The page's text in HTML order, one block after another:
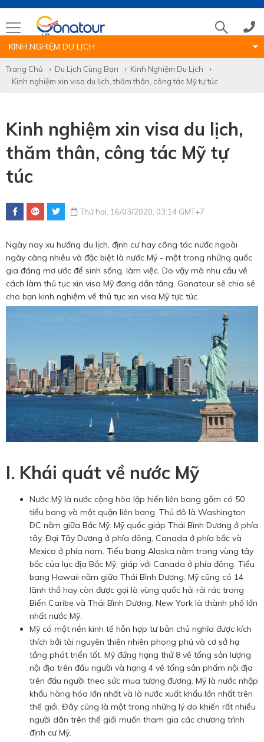
Hotline tour nước ngoài
0786 711 611
Hotine CSKH
0916 404 578
0784 849 849
KINH NGHIỆM DU LỊCH
Trang Chủ Du Lịch Cùng Bạn
Kinh Nghiệm Du Lịch
Kinh nghiệm xin visa du lịch, thăm thân, công tác Mỹ tự túc
Kinh nghiệm xin visa du lịch,
thăm thân, công tác Mỹ tự
túc
Thứ hai, 16/03/2020, 03:14 GMT+7
Ngày nay xu hướng du lịch, định cư hay công tác nước ngoài
ngày càng nhiều và đặc biệt là nước Mỹ - một trong những quốc
gia đáng mơ ước để sinh sống, làm việc. Do vậy mà nhu cầu về
cách làm thủ tục xin visa Mỹ đang dần tăng. Gonatour sẽ chia sẻ
cho bạn kinh nghiệm về thủ tục xin visa Mỹ tực túc.
I. Khái quát về nước Mỹ
Nước Mỹ là nước cộng hòa lập hiến liên bang gồm có 50
tiểu bang và một quận liên bang. Thủ đô là Washington
DC nằm giữa Bắc Mỹ. Mỹ quốc giáp Thái Bình Dương ở phía
tây, Đại Tây Dương ở phía đông, Canada ở phía bắc và
Mexico ở phía nam. Tiểu bang Alaska nằm trong vùng tây
bắc của lục địa Bắc Mỹ, giáp với Canada ở phía đông. Tiểu
bang Hawaii nằm giữa Thái Bình Dương. Mỹ cũng có 14
lãnh thổ hay còn được gọi là vùng quốc hải rải rác trong
Biển Caribe và Thái Bình Dương. New York là thành phố lớn
nhất nước Mỹ.
Mỹ có một nền kinh tế hỗn hợp tư bản chủ nghĩa được kích
thích bởi tài nguyên thiên nhiên phong phú và cơ sở hạ
tầng phát triển tốt. Mỹ đứng hạng thứ 8 về tổng sản lượng
nội địa trên đầu người và hạng 4 về tổng sản phẩm nội địa
trên đầu người theo sức mua tương đương. Mỹ là nước nhập
khẩu hàng hóa lớn nhất và là nước xuất khẩu lớn nhất trên
thế giới. Đây cũng là một trong những lý do khiến rất nhiều
người dân trên thế giới muốn tham gia các chương trình
định cư Mỹ.